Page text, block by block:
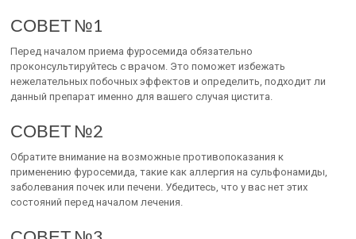
СОВЕТ №1
Перед началом приема фуросемида обязательно
проконсультируйтесь с врачом. Это поможет избежать
нежелательных побочных эффектов и определить, подходит ли
данный препарат именно для вашего случая цистита.
СОВЕТ №2
Обратите внимание на возможные противопоказания к
применению фуросемида, такие как аллергия на сульфонамиды,
заболевания почек или печени. Убедитесь, что у вас нет этих
состояний перед началом лечения.